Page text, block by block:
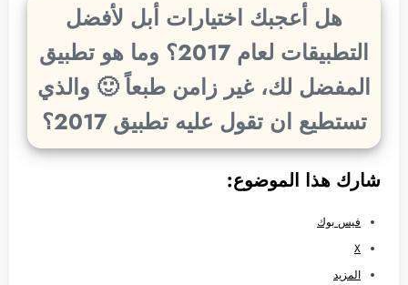
هل أعجبك اختيارات أبل لأفضل
التطبيقات لعام 2017؟ وما هو تطبيق
المفضل لك، غير زامن طبعاً 🙂 والذي
تستطيع ان تقول عليه تطبيق 2017؟
شارك هذا الموضوع:
فيس بوك
X
المزيد